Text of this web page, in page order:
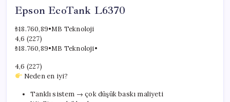
Epson EcoTank L6370
₺18.760,89•MB Teknoloji
4,6 (227)
₺18.760,89•MB Teknoloji•
4,6 (227)
Neden en iyi?
Tanklı sistem → çok düşük baskı maliyeti